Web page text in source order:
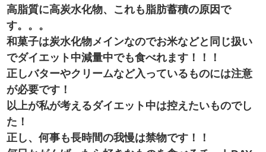
高脂質に高炭水化物、これも脂肪蓄積の原因で
す。。。
和菓子は炭水化物メインなのでお米などと同じ扱い
でダイエット中減量中でも食べれます！！！
正しバターやクリームなど入っているものには注意
が必要です！
以上が私が考えるダイエット中は控えたいものでし
た！
正し、何事も長時間の我慢は禁物です！！